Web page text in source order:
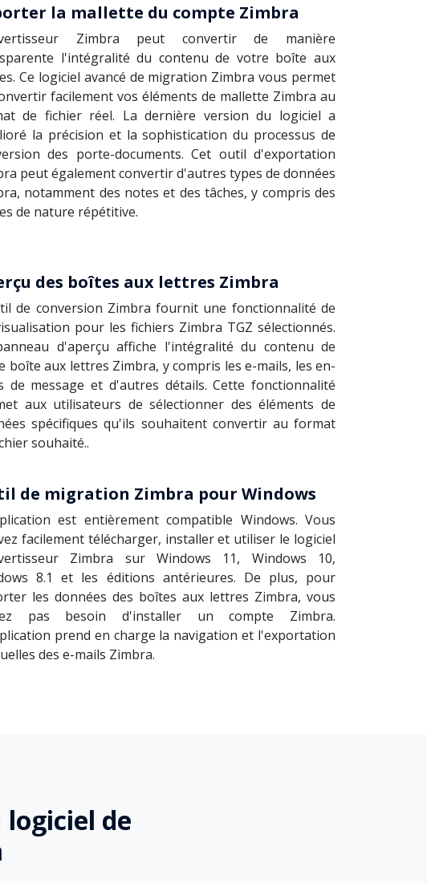
la mallette du compte Zimbra
Zimbra peut convertir de manière
l'intégralité du contenu de votre boîte aux
Ce logiciel avancé de migration Zimbra vous permet
facilement vos éléments de mallette Zimbra au
de fichier réel. La dernière version du logiciel a
la précision et la sophistication du processus de
des porte-documents. Cet outil d'exportation
peut également convertir d'autres types de données
notamment des notes et des tâches, y compris des
de nature répétitive.
des boîtes aux lettres Zimbra
de conversion Zimbra fournit une fonctionnalité de
pour les fichiers Zimbra TGZ sélectionnés.
d'aperçu affiche l'intégralité du contenu de
boîte aux lettres Zimbra, y compris les e-mails, les en-
de message et d'autres détails. Cette fonctionnalité
aux utilisateurs de sélectionner des éléments de
spécifiques qu'ils souhaitent convertir au format
souhaité..
de migration Zimbra pour Windows
est entièrement compatible Windows. Vous
facilement télécharger, installer et utiliser le logiciel
Zimbra sur Windows 11, Windows 10,
8.1 et les éditions antérieures. De plus, pour
les données des boîtes aux lettres Zimbra, vous
pas besoin d'installer un compte Zimbra.
prend en charge la navigation et l'exportation
des e-mails Zimbra.
de